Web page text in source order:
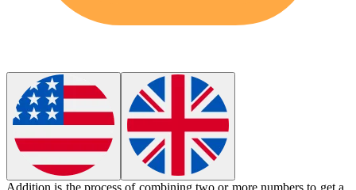
Addition is the process of combining two or more numbers to get a